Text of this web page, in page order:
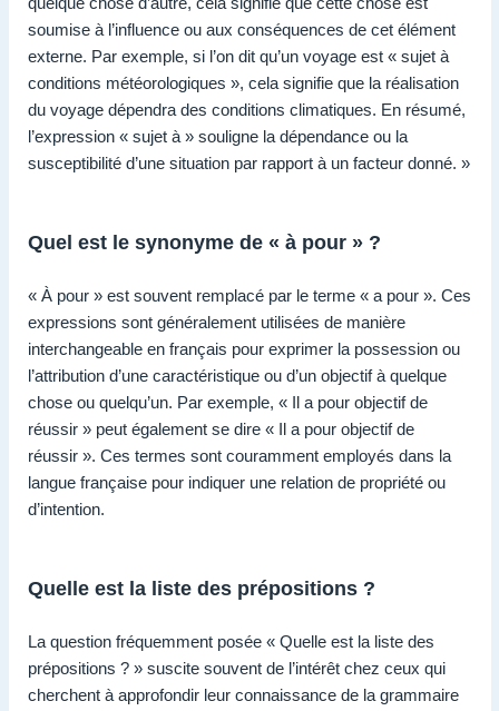
soumise à l’influence ou aux conséquences de cet élément
externe. Par exemple, si l’on dit qu’un voyage est « sujet à
conditions météorologiques », cela signifie que la réalisation
du voyage dépendra des conditions climatiques. En résumé,
l’expression « sujet à » souligne la dépendance ou la
susceptibilité d’une situation par rapport à un facteur donné. »
Quel est le synonyme de « à pour » ?
« À pour » est souvent remplacé par le terme « a pour ». Ces
expressions sont généralement utilisées de manière
interchangeable en français pour exprimer la possession ou
l’attribution d’une caractéristique ou d’un objectif à quelque
chose ou quelqu’un. Par exemple, « Il a pour objectif de
réussir » peut également se dire « Il a pour objectif de
réussir ». Ces termes sont couramment employés dans la
langue française pour indiquer une relation de propriété ou
d’intention.
Quelle est la liste des prépositions ?
La question fréquemment posée « Quelle est la liste des
prépositions ? » suscite souvent de l’intérêt chez ceux qui
cherchent à approfondir leur connaissance de la grammaire